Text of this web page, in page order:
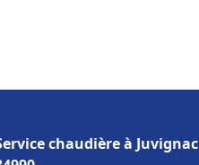
chaudière à Juvignac